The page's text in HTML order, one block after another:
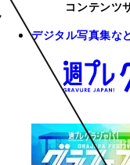
コンテンツ
デジタル写真集な